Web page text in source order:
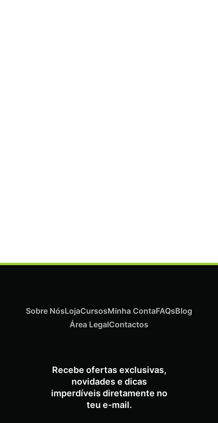
Recebe ofertas exclusivas,
novidades e dicas
imperdíveis diretamente no
teu e-mail.
Sobre NósLojaCursosMinha ContaFAQsBlog
Área LegalContactos